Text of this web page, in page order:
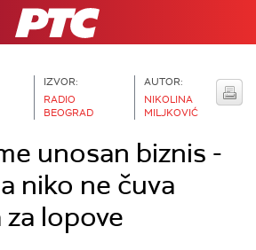
RTS
IZVOR:
RADIO
BEOGRAD
AUTOR:
NIKOLINA
MILJKOVIĆ
unosan biznis -
niko ne čuva
lopove